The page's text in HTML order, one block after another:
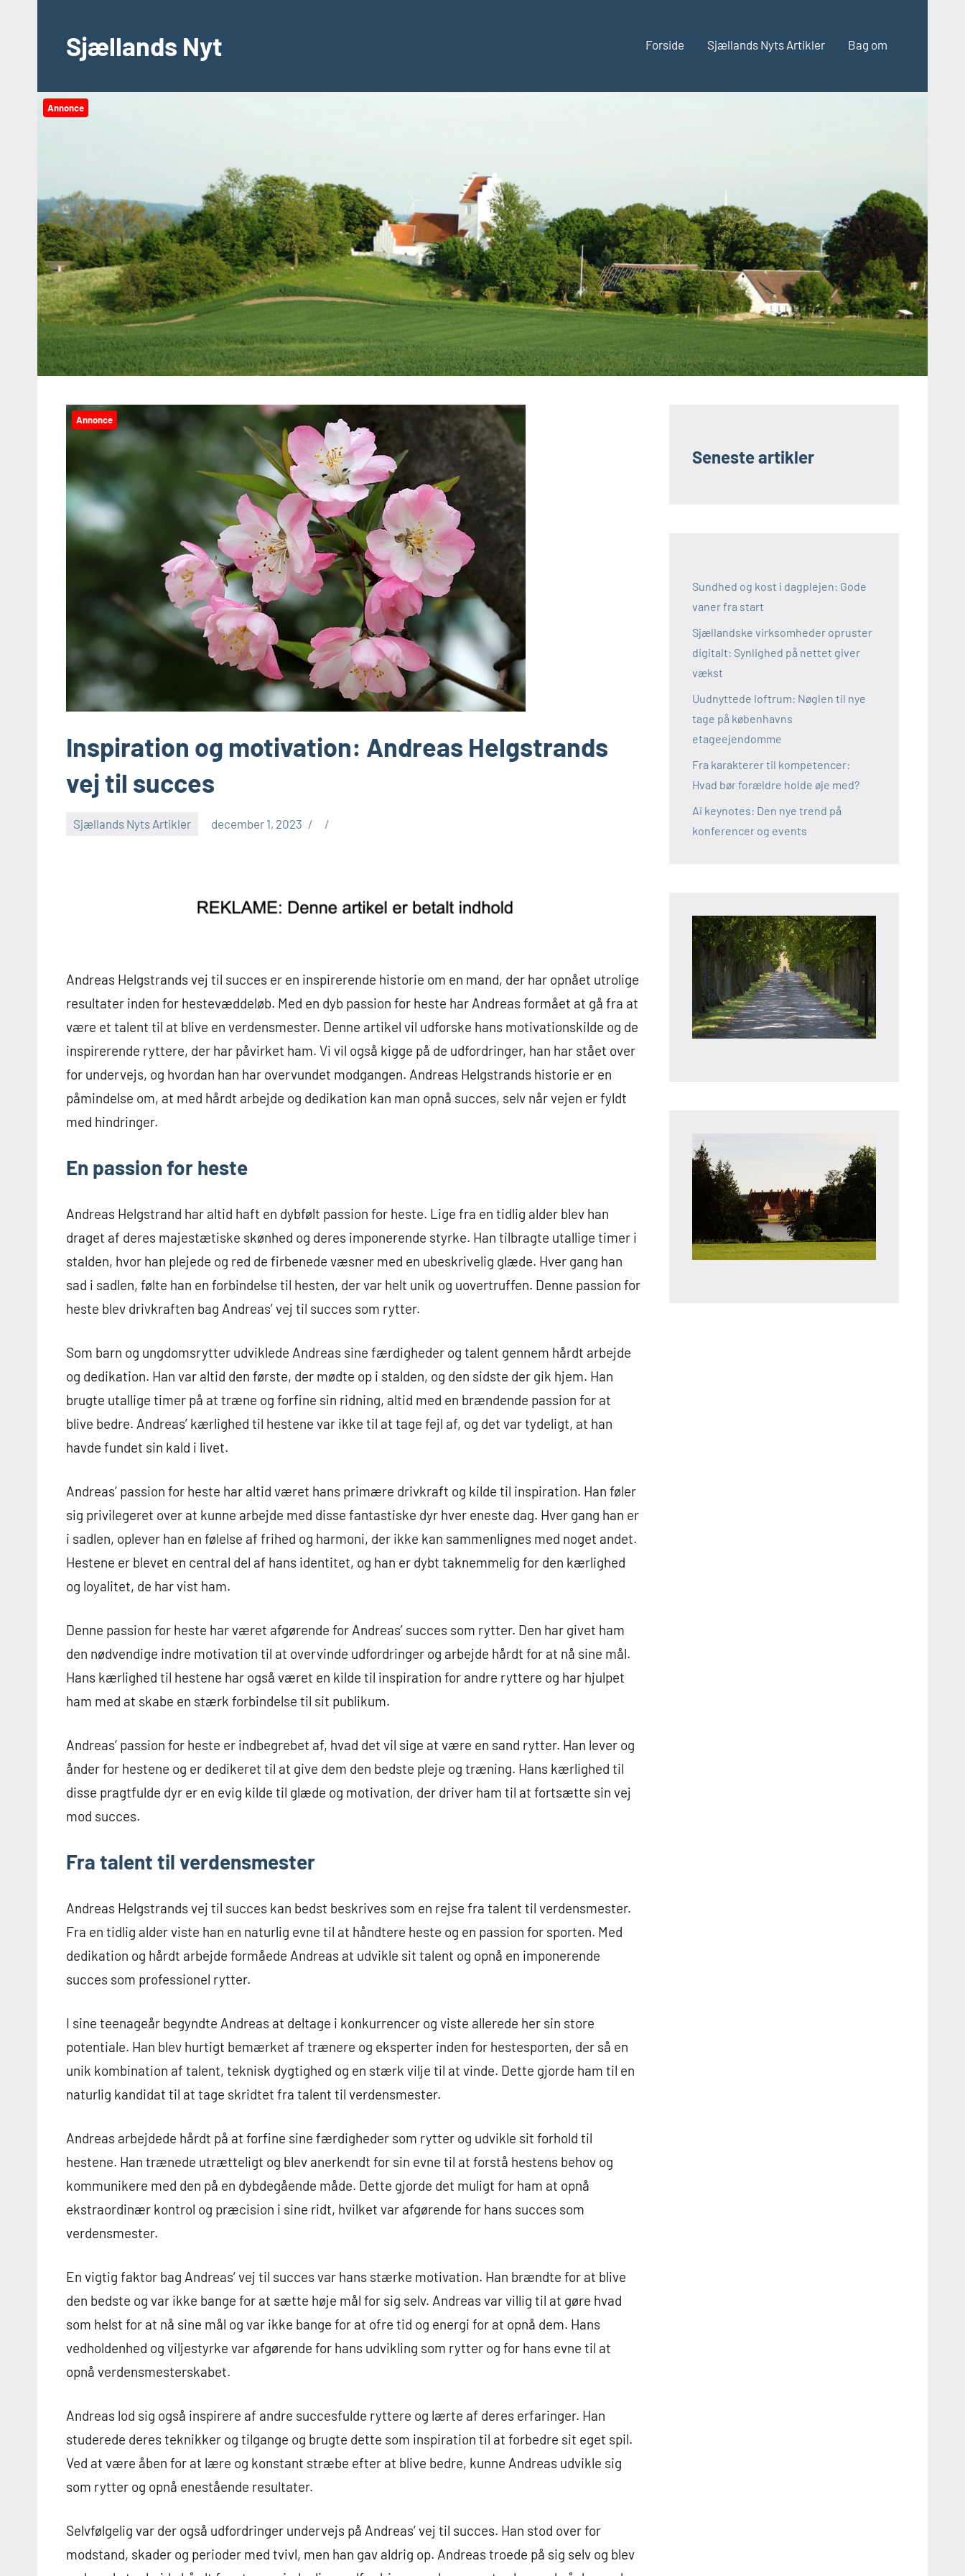
indholdSjællands Nyt Forside Sjællands Nyts Artikler Bag om
Annonce
Annonce
Inspiration og motivation: Andreas Helgstrands
vej til succes
Sjællands Nyts Artikler december 1, 2023
Andreas Helgstrands vej til succes er en inspirerende historie om en mand, der har opnået utrolige
resultater inden for hestevæddeløb. Med en dyb passion for heste har Andreas formået at gå fra at
være et talent til at blive en verdensmester. Denne artikel vil udforske hans motivationskilde og de
inspirerende ryttere, der har påvirket ham. Vi vil også kigge på de udfordringer, han har stået over
for undervejs, og hvordan han har overvundet modgangen. Andreas Helgstrands historie er en
påmindelse om, at med hårdt arbejde og dedikation kan man opnå succes, selv når vejen er fyldt
med hindringer.
En passion for heste
Andreas Helgstrand har altid haft en dybfølt passion for heste. Lige fra en tidlig alder blev han
draget af deres majestætiske skønhed og deres imponerende styrke. Han tilbragte utallige timer i
stalden, hvor han plejede og red de firbenede væsner med en ubeskrivelig glæde. Hver gang han
sad i sadlen, følte han en forbindelse til hesten, der var helt unik og uovertruffen. Denne passion for
heste blev drivkraften bag Andreas’ vej til succes som rytter.
Som barn og ungdomsrytter udviklede Andreas sine færdigheder og talent gennem hårdt arbejde
og dedikation. Han var altid den første, der mødte op i stalden, og den sidste der gik hjem. Han
brugte utallige timer på at træne og forfine sin ridning, altid med en brændende passion for at
blive bedre. Andreas’ kærlighed til hestene var ikke til at tage fejl af, og det var tydeligt, at han
havde fundet sin kald i livet.
Andreas’ passion for heste har altid været hans primære drivkraft og kilde til inspiration. Han føler
sig privilegeret over at kunne arbejde med disse fantastiske dyr hver eneste dag. Hver gang han er
i sadlen, oplever han en følelse af frihed og harmoni, der ikke kan sammenlignes med noget andet.
Hestene er blevet en central del af hans identitet, og han er dybt taknemmelig for den kærlighed
og loyalitet, de har vist ham.
Denne passion for heste har været afgørende for Andreas’ succes som rytter. Den har givet ham
den nødvendige indre motivation til at overvinde udfordringer og arbejde hårdt for at nå sine mål.
Hans kærlighed til hestene har også været en kilde til inspiration for andre ryttere og har hjulpet
ham med at skabe en stærk forbindelse til sit publikum.
Andreas’ passion for heste er indbegrebet af, hvad det vil sige at være en sand rytter. Han lever og
ånder for hestene og er dedikeret til at give dem den bedste pleje og træning. Hans kærlighed til
disse pragtfulde dyr er en evig kilde til glæde og motivation, der driver ham til at fortsætte sin vej
mod succes.
Fra talent til verdensmester
Andreas Helgstrands vej til succes kan bedst beskrives som en rejse fra talent til verdensmester.
Fra en tidlig alder viste han en naturlig evne til at håndtere heste og en passion for sporten. Med
dedikation og hårdt arbejde formåede Andreas at udvikle sit talent og opnå en imponerende
succes som professionel rytter.
I sine teenageår begyndte Andreas at deltage i konkurrencer og viste allerede her sin store
potentiale. Han blev hurtigt bemærket af trænere og eksperter inden for hestesporten, der så en
unik kombination af talent, teknisk dygtighed og en stærk vilje til at vinde. Dette gjorde ham til en
naturlig kandidat til at tage skridtet fra talent til verdensmester.
Andreas arbejdede hårdt på at forfine sine færdigheder som rytter og udvikle sit forhold til
hestene. Han trænede utrætteligt og blev anerkendt for sin evne til at forstå hestens behov og
kommunikere med den på en dybdegående måde. Dette gjorde det muligt for ham at opnå
ekstraordinær kontrol og præcision i sine ridt, hvilket var afgørende for hans succes som
verdensmester.
En vigtig faktor bag Andreas’ vej til succes var hans stærke motivation. Han brændte for at blive
den bedste og var ikke bange for at sætte høje mål for sig selv. Andreas var villig til at gøre hvad
som helst for at nå sine mål og var ikke bange for at ofre tid og energi for at opnå dem. Hans
vedholdenhed og viljestyrke var afgørende for hans udvikling som rytter og for hans evne til at
opnå verdensmesterskabet.
Andreas lod sig også inspirere af andre succesfulde ryttere og lærte af deres erfaringer. Han
studerede deres teknikker og tilgange og brugte dette som inspiration til at forbedre sit eget spil.
Ved at være åben for at lære og konstant stræbe efter at blive bedre, kunne Andreas udvikle sig
som rytter og opnå enestående resultater.
Selvfølgelig var der også udfordringer undervejs på Andreas’ vej til succes. Han stod over for
modstand, skader og perioder med tvivl, men han gav aldrig op. Andreas troede på sig selv og blev
Seneste artikler
Sundhed og kost i dagplejen: Gode
vaner fra start
Sjællandske virksomheder opruster
digitalt: Synlighed på nettet giver
vækst
Uudnyttede loftrum: Nøglen til nye
tage på københavns
etageejendomme
Fra karakterer til kompetencer:
Hvad bør forældre holde øje med?
Ai keynotes: Den nye trend på
konferencer og events